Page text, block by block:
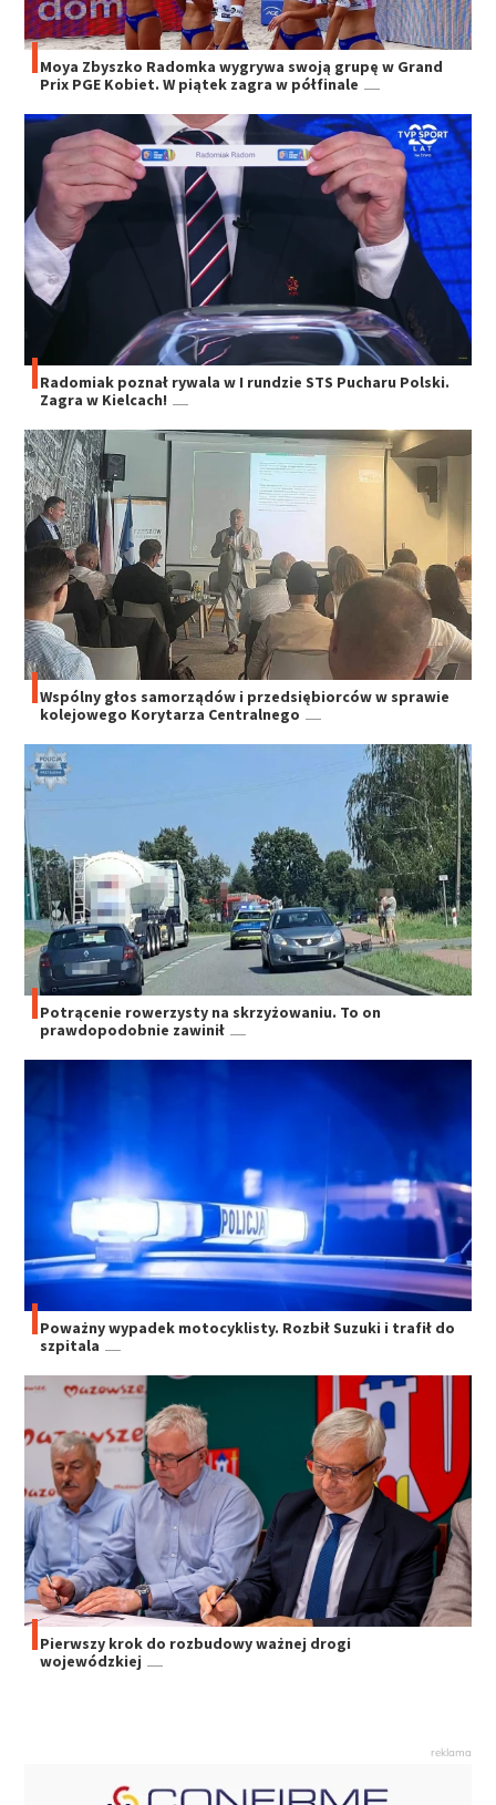
Moya Zbyszko Radomka wygrywa swoją grupę w Grand
Prix PGE Kobiet. W piątek zagra w półfinale
Radomiak poznał rywala w I rundzie STS Pucharu Polski.
Zagra w Kielcach!
Wspólny głos samorządów i przedsiębiorców w sprawie
kolejowego Korytarza Centralnego
Potrącenie rowerzysty na skrzyżowaniu. To on
prawdopodobnie zawinił
Poważny wypadek motocyklisty. Rozbił Suzuki i trafił do
szpitala
Pierwszy krok do rozbudowy ważnej drogi
wojewódzkiej